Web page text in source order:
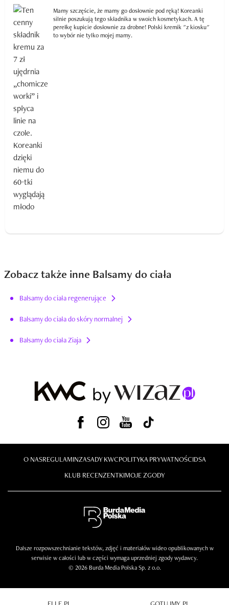
Mamy szczęście, że mamy go dosłownie pod ręką! Koreanki
silnie poszukują tego składnika w swoich kosmetykach. A tę
perełkę kupicie dosłownie za drobne! Polski kremik "z kiosku"
to wybór nie tylko mojej mamy.
Zobacz także inne Balsamy do ciała
Balsamy do ciała regenerujące
Balsamy do ciała do skóry normalnej
Balsamy do ciała Ziaja
O NASREGULAMINZASADY KWCPOLITYKA PRYWATNOŚCIDSA
KLUB RECENZENTKIMOJE ZGODY
Dalsze rozpowszechnianie tekstów, zdjęć i materiałów wideo opublikowanych w
serwisie w całości lub w części wymaga uprzedniej zgody wydawcy.
© 2026 Burda Media Polska Sp. z o.o.